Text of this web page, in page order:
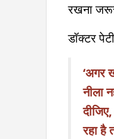
रखना
डॉक्टर
‘अगर
नीला
रहा है